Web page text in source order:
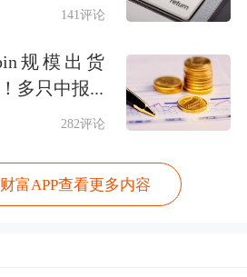
快增长
息制造业固定资产投
，与一季度同比持平，
增速高2.9个百分点。
领先
141评论
规模出货
多只中报...
282评论
富APP查看更多内容